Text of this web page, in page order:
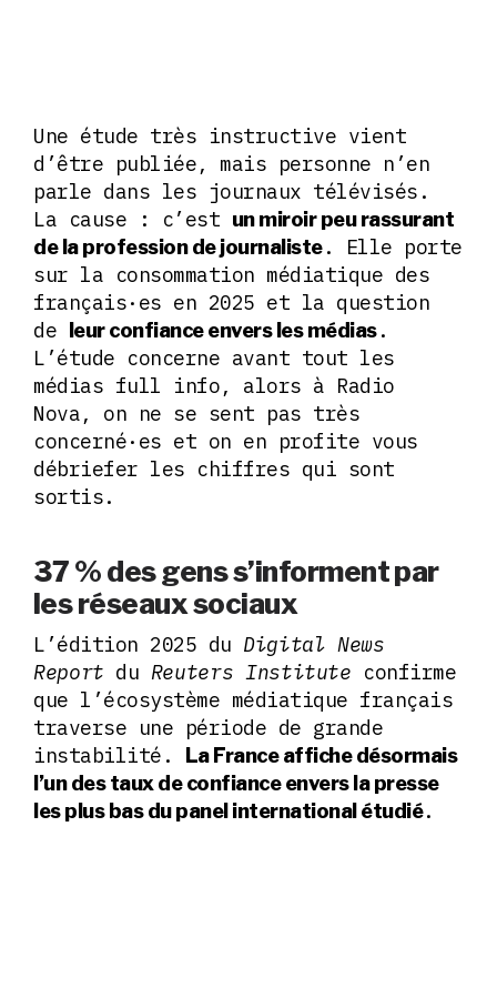
Une étude très instructive vient
d’être publiée, mais personne n’en
parle dans les journaux télévisés.
La cause : c’est un miroir peu rassurant
de la profession de journaliste. Elle porte
sur la consommation médiatique des
français·es en 2025 et la question
de leur confiance envers les médias.
L’étude concerne avant tout les
médias full info, alors à Radio
Nova, on ne se sent pas très
concerné·es et on en profite vous
débriefer les chiffres qui sont
sortis.
37 % des gens s’informent par
les réseaux sociaux
L’édition 2025 du Digital News
Report du Reuters Institute confirme
que l’écosystème médiatique français
traverse une période de grande
instabilité.
La France affiche désormais
l’un des taux de confiance envers la presse
les plus bas du panel international étudié.